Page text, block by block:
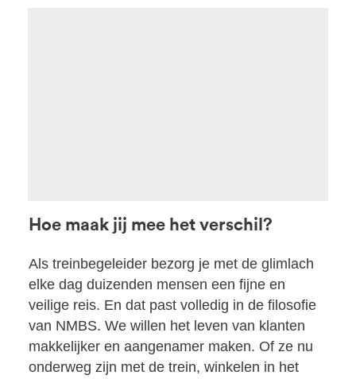
Hoe maak jij mee het verschil?
Als treinbegeleider bezorg je met de glimlach
elke dag duizenden mensen een fijne en
veilige reis. En dat past volledig in de filosofie
van NMBS. We willen het leven van klanten
makkelijker en aangenamer maken. Of ze nu
onderweg zijn met de trein, winkelen in het